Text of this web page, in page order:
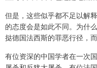
但是，这些似乎都不足以解
的态度会是如此不同。为什
挞德国法西斯的罪恶行径，
有位资深的中国学者在一次